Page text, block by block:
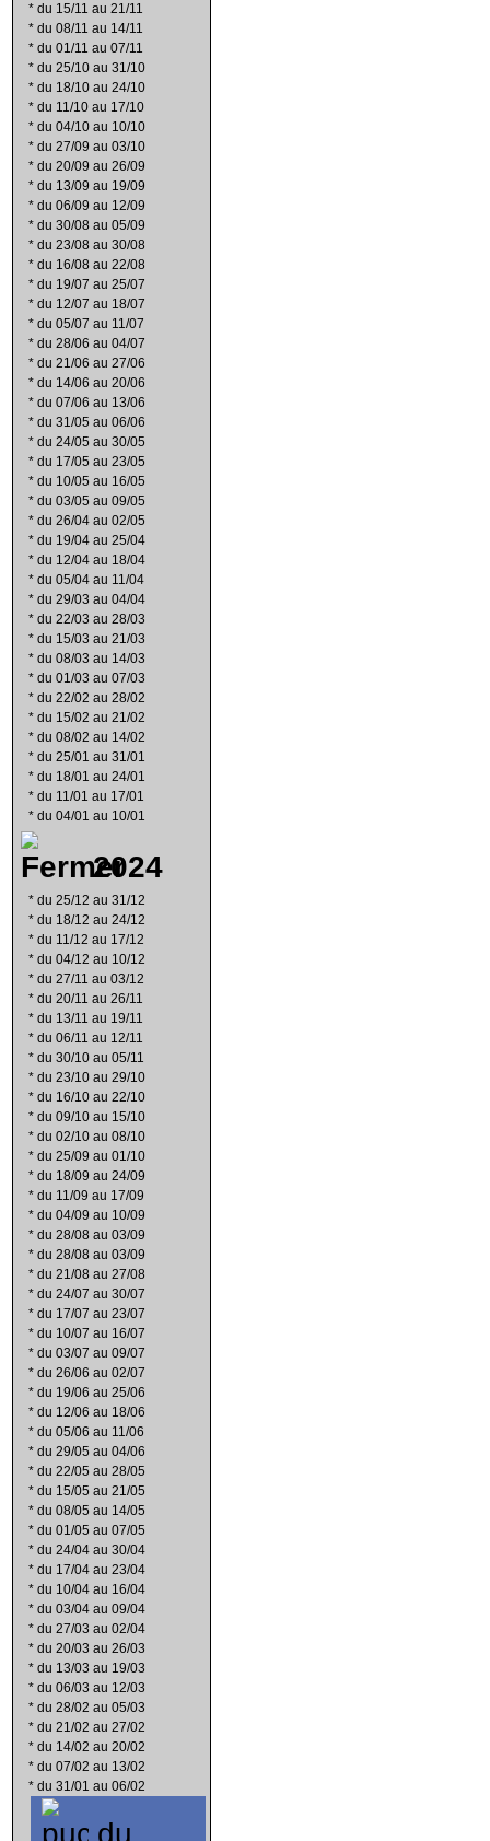
* du 15/11 au 21/11
* du 08/11 au 14/11
* du 01/11 au 07/11
* du 25/10 au 31/10
* du 18/10 au 24/10
* du 11/10 au 17/10
* du 04/10 au 10/10
* du 27/09 au 03/10
* du 20/09 au 26/09
* du 13/09 au 19/09
* du 06/09 au 12/09
* du 30/08 au 05/09
* du 23/08 au 30/08
* du 16/08 au 22/08
* du 19/07 au 25/07
* du 12/07 au 18/07
* du 05/07 au 11/07
* du 28/06 au 04/07
* du 21/06 au 27/06
* du 14/06 au 20/06
* du 07/06 au 13/06
* du 31/05 au 06/06
* du 24/05 au 30/05
* du 17/05 au 23/05
* du 10/05 au 16/05
* du 03/05 au 09/05
* du 26/04 au 02/05
* du 19/04 au 25/04
* du 12/04 au 18/04
* du 05/04 au 11/04
* du 29/03 au 04/04
* du 22/03 au 28/03
* du 15/03 au 21/03
* du 08/03 au 14/03
* du 01/03 au 07/03
* du 22/02 au 28/02
* du 15/02 au 21/02
* du 08/02 au 14/02
* du 25/01 au 31/01
* du 18/01 au 24/01
* du 11/01 au 17/01
* du 04/01 au 10/01
2024
* du 25/12 au 31/12
* du 18/12 au 24/12
* du 11/12 au 17/12
* du 04/12 au 10/12
* du 27/11 au 03/12
* du 20/11 au 26/11
* du 13/11 au 19/11
* du 06/11 au 12/11
* du 30/10 au 05/11
* du 23/10 au 29/10
* du 16/10 au 22/10
* du 09/10 au 15/10
* du 02/10 au 08/10
* du 25/09 au 01/10
* du 18/09 au 24/09
* du 11/09 au 17/09
* du 04/09 au 10/09
* du 28/08 au 03/09
* du 28/08 au 03/09
* du 21/08 au 27/08
* du 24/07 au 30/07
* du 17/07 au 23/07
* du 10/07 au 16/07
* du 03/07 au 09/07
* du 26/06 au 02/07
* du 19/06 au 25/06
* du 12/06 au 18/06
* du 05/06 au 11/06
* du 29/05 au 04/06
* du 22/05 au 28/05
* du 15/05 au 21/05
* du 08/05 au 14/05
* du 01/05 au 07/05
* du 24/04 au 30/04
* du 17/04 au 23/04
* du 10/04 au 16/04
* du 03/04 au 09/04
* du 27/03 au 02/04
* du 20/03 au 26/03
* du 13/03 au 19/03
* du 06/03 au 12/03
* du 28/02 au 05/03
* du 21/02 au 27/02
* du 14/02 au 20/02
* du 07/02 au 13/02
* du 31/01 au 06/02
du